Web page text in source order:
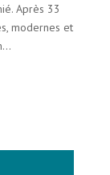
Après 33
modernes et